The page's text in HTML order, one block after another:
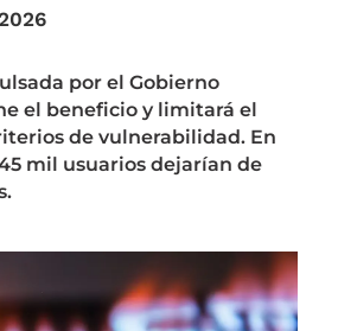
por el Gobierno
el beneficio y limitará el
de vulnerabilidad. En
mil usuarios dejarían de